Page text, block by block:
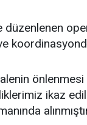
düzenlenen
önlenmesi
ikaz